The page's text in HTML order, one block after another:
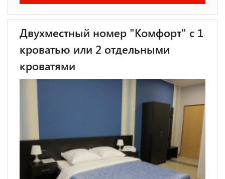
Двухместный номер "Комфорт" с 1
кроватью или 2 отдельными
кроватями